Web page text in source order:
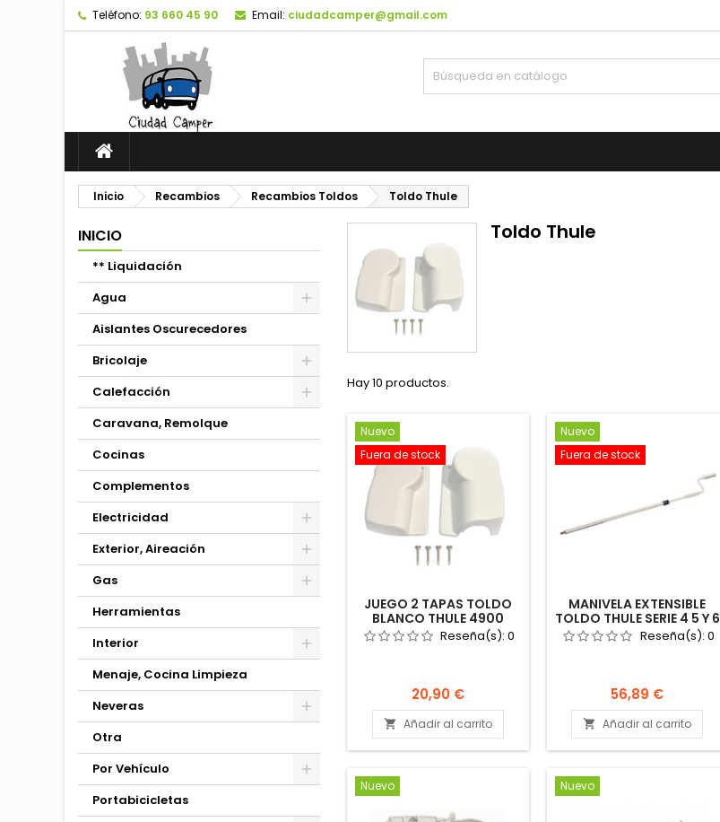
Teléfono: 93 660 45 90 Email: ciudadcamper@gmail.com
Inicio Recambios Recambios Toldos Toldo Thule
INICIO
** Liquidación
Agua
Aislantes Oscurecedores
Bricolaje
Calefacción
Caravana, Remolque
Cocinas
Complementos
Electricidad
Exterior, Aireación
Gas
Herramientas
Interior
Menaje, Cocina Limpieza
Neveras
Otra
Por Vehículo
Portabicicletas
Toldo Thule
Hay 10 productos.
Nuevo
Fuera de stock
JUEGO 2 TAPAS TOLDO
BLANCO THULE 4900
TOPE 1500602211
AUTOCARAVANA CAMPER
Reseña(s):0
Precio
20,90 €
 Añadir al carrito
Nuevo
Fuera de stock
MANIVELA EXTENSIBLE
TOLDO THULE SERIE 4 5 Y 6
AUTOCARAVANA CAMPER
1500602210
Reseña(s): 0
Precio
56,89 €
 Añadir al carrito
Nuevo Nuevo